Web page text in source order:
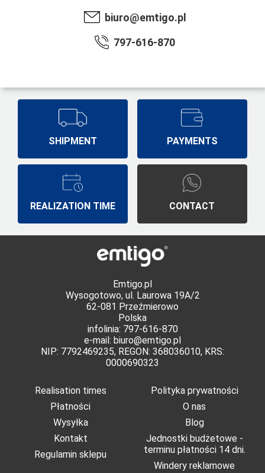
biuro@emtigo.pl
797-616-870
SHIPMENT PAYMENTS
REALIZATION TIME CONTACT
Emtigo.pl
Wysogotowo, ul. Laurowa 19A/2
62-081 Przeźmierowo
Polska
infolinia: 797-616-870
e-mail: biuro@emtigo.pl
NIP: 7792469235, REGON: 368036010, KRS:
0000690323
Realisation times
Płatności
Wysyłka
Kontakt
Regulamin sklepu
Polityka prywatności
O nas
Blog
Jednostki budżetowe -
terminu płatności 14 dni.
Windery reklamowe